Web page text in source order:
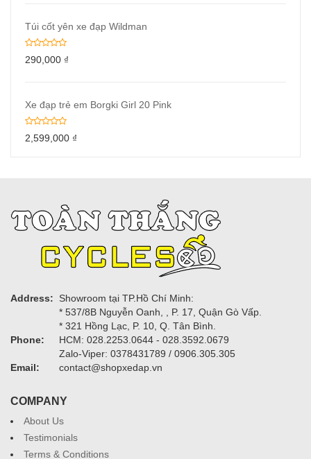
Túi cốt yên xe đạp Wildman
290,000 ₫
Xe đạp trẻ em Borgki Girl 20 Pink
2,599,000 ₫
Address:
Showroom tại TP.Hồ Chí Minh:
* 537/8B Nguyễn Oanh, , P. 17, Quận Gò Vấp.
* 321 Hồng Lạc, P. 10, Q. Tân Bình.
Phone:
HCM: 028.2253.0644 - 028.3592.0679
Zalo-Viper: 0378431789 / 0906.305.305
Email:
contact@shopxedap.vn
COMPANY
About Us
Testimonials
Terms & Conditions